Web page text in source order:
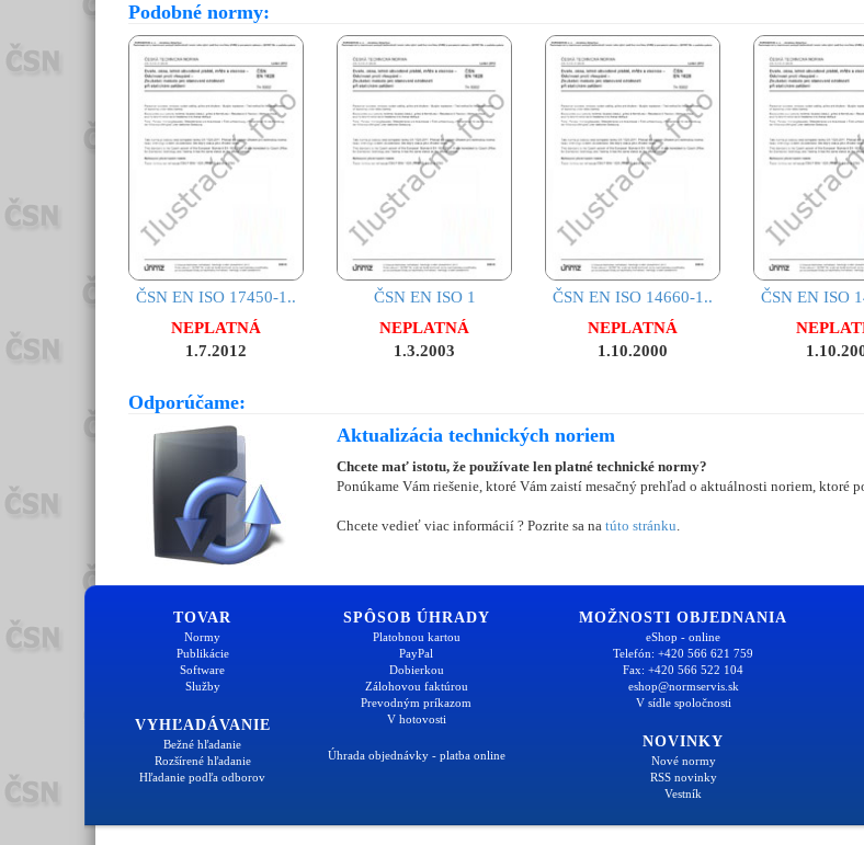
Podobné normy:
ČSN EN ISO 17450-1..
NEPLATNÁ
1.7.2012
ČSN EN ISO 1
NEPLATNÁ
1.3.2003
ČSN EN ISO 14660-1..
NEPLATNÁ
1.10.2000
ČSN EN ISO
Odporúčame:
Aktualizácia technických noriem
Chcete mať istotu, že používate len platné technické normy?
Ponúkame Vám riešenie, ktoré Vám zaistí mesačný prehľad o aktuálnosti noriem, ktoré
Chcete vedieť viac informácií ? Pozrite sa na túto stránku.
TOVAR
Normy
Publikácie
Software
Služby
VYHĽADÁVANIE
Bežné hľadanie
Rozšírené hľadanie
Hľadanie podľa odborov
SPÔSOB ÚHRADY
Platobnou kartou
PayPal
Dobierkou
Zálohovou faktúrou
Prevodným príkazom
V hotovosti
Úhrada objednávky - platba online
MOŽNOSTI OBJEDNANIA
eShop - online
Telefón: +420 566 621 759
Fax: +420 566 522 104
eshop@normservis.sk
V sídle spoločnosti
NOVINKY
Nové normy
RSS novinky
Vestník